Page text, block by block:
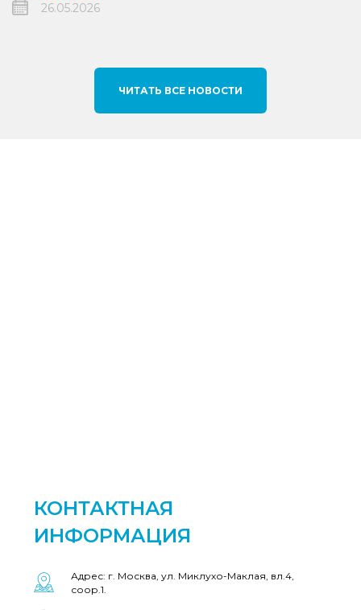
26.05.2026
ЧИТАТЬ ВСЕ НОВОСТИ
КОНТАКТНАЯ
ИНФОРМАЦИЯ
Адрес: г. Москва, ул. Миклухо-Маклая, вл.4,
соор.1.